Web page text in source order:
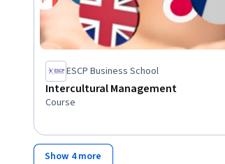
ESCP Business School
Intercultural Management
Course
Show 4 more